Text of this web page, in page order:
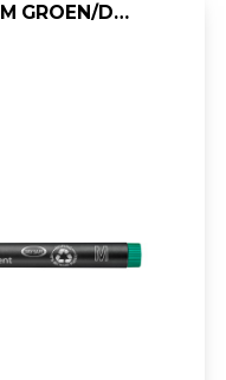
OHP/CD/DVDMARKER LC317 M GROEN/DOOS 10